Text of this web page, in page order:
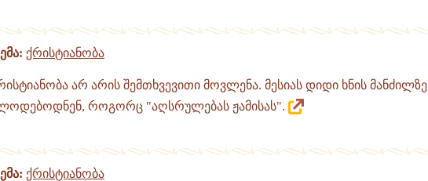
ქრისტიანობა
არ არის შემთხვევითი მოვლენა. მესიას დიდი ხნის მანძილზე
როგორც "აღსრულებას ჟამისას".
ქრისტიანობა